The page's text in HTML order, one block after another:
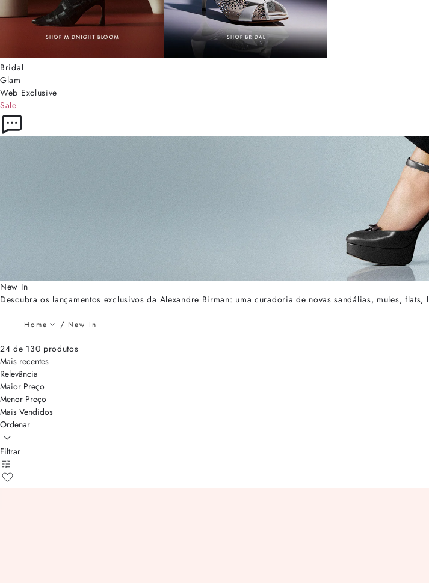
Bridal
Glam
Web Exclusive
Sale
New In
Descubra os lançamentos exclusivos da Alexandre Birman: uma curadoria de novas sandálias, mules,
Home New In
24 de 130 produtos
Mais recentes
Relevância
Maior Preço
Menor Preço
Mais Vendidos
Ordenar
Filtrar